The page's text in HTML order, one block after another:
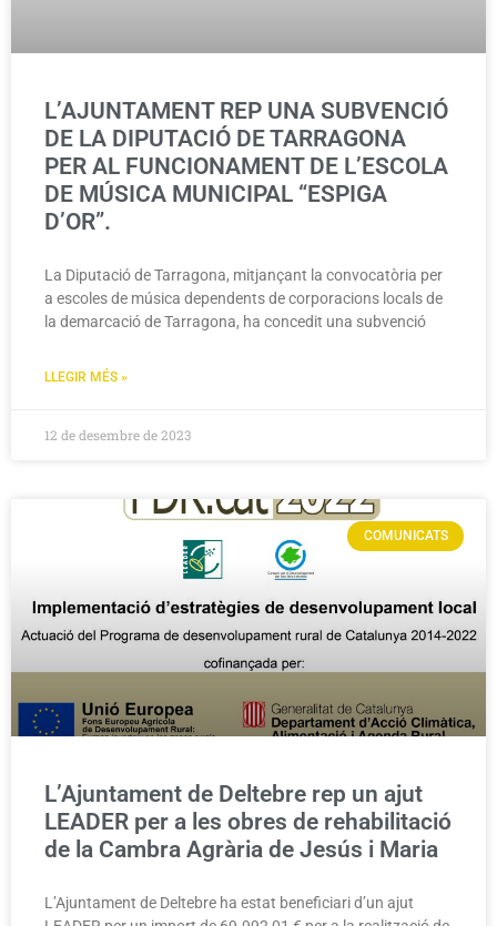
L’AJUNTAMENT REP UNA SUBVENCIÓ
DE LA DIPUTACIÓ DE TARRAGONA
PER AL FUNCIONAMENT DE L’ESCOLA
DE MÚSICA MUNICIPAL “ESPIGA
D’OR”.
La Diputació de Tarragona, mitjançant la convocatòria per
a escoles de música dependents de corporacions locals de
la demarcació de Tarragona, ha concedit una subvenció
LLEGIR MÉS »
12 de desembre de 2023
COMUNICATS
L’Ajuntament de Deltebre rep un ajut
LEADER per a les obres de rehabilitació
de la Cambra Agrària de Jesús i Maria
L’Ajuntament de Deltebre ha estat beneficiari d’un ajut